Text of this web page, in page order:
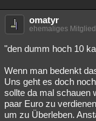
omatyr
ehemaliges Mitglied
"den dumm hoch 10
Wenn man bedenkt
Uns geht es doch
sollte da mal schauen
paar Euro zu verdienen
um zu Überleben.